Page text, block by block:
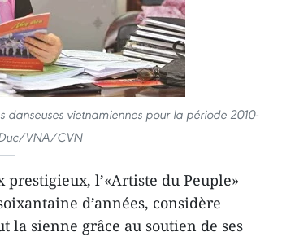
danseuses vietnamiennes pour la période 2010-
VNA/CVN
l’«Artiste du Peuple»
d’années, considère
la sienne grâce au soutien de ses